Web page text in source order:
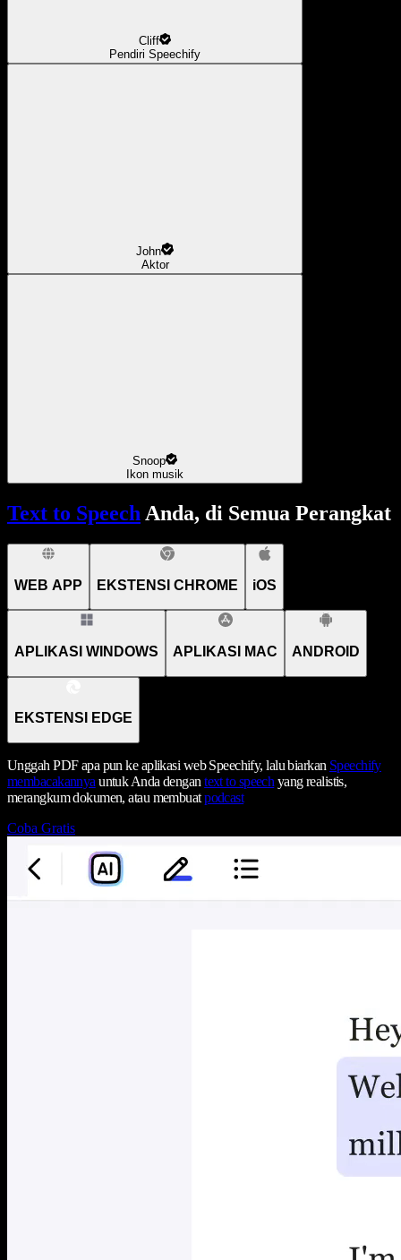
Cliff
Pendiri Speechify
John
Aktor
Snoop
Ikon musik
Text to SpeechAnda, di Semua Perangkat
WEB APP EKSTENSI CHROME iOS
APLIKASI WINDOWS APLIKASI MAC ANDROID
EKSTENSI EDGE
Unggah PDF apa pun ke aplikasi web Speechify, lalu biarkan Speechify
membacakannya untuk Anda dengantext to speech yang realistis,
merangkum dokumen, atau membuatpodcast
Coba Gratis